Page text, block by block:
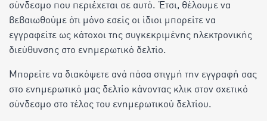
σύνδεσμο που περιέχεται σε αυτό. Έτσι, θέλουμε να
βεβαιωθούμε ότι μόνο εσείς οι ίδιοι μπορείτε να
εγγραφείτε ως κάτοχοι της συγκεκριμένης ηλεκτρονικής
διεύθυνσης στο ενημερωτικό δελτίο.
Μπορείτε να διακόψετε ανά πάσα στιγμή την εγγραφή σας
στο ενημερωτικό μας δελτίο κάνοντας κλικ στον σχετικό
σύνδεσμο στο τέλος του ενημερωτικού δελτίου.